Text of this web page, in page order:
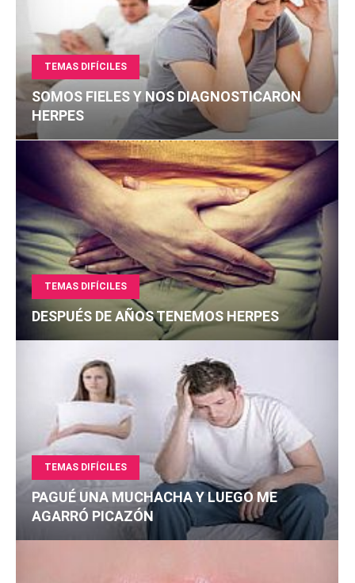
TEMAS DIFÍCILES
SOMOS FIELES Y NOS DIAGNOSTICARON
HERPES
TEMAS DIFÍCILES
DESPUÉS DE AÑOS TENEMOS HERPES
TEMAS DIFÍCILES
PAGUÉ UNA MUCHACHA Y LUEGO ME
AGARRÓ PICAZÓN